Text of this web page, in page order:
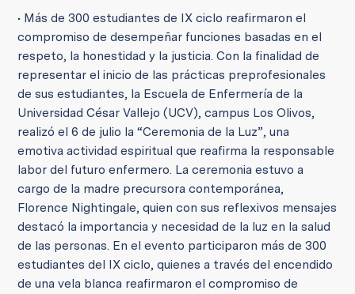
• Más de 300 estudiantes de IX ciclo reafirmaron el
compromiso de desempeñar funciones basadas en el
respeto, la honestidad y la justicia. Con la finalidad de
representar el inicio de las prácticas preprofesionales
de sus estudiantes, la Escuela de Enfermería de la
Universidad César Vallejo (UCV), campus Los Olivos,
realizó el 6 de julio la “Ceremonia de la Luz”, una
emotiva actividad espiritual que reafirma la responsable
labor del futuro enfermero. La ceremonia estuvo a
cargo de la madre precursora contemporánea,
Florence Nightingale, quien con sus reflexivos mensajes
destacó la importancia y necesidad de la luz en la salud
de las personas. En el evento participaron más de 300
estudiantes del IX ciclo, quienes a través del encendido
de una vela blanca reafirmaron el compromiso de